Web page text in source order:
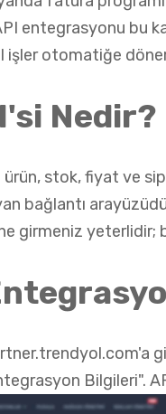
entegrasyonu bu
işler otomatiğe
Nedir?
ürün, stok, fiyat ve
bağlantı
girmeniz yeterlidir;
Bilgileri".